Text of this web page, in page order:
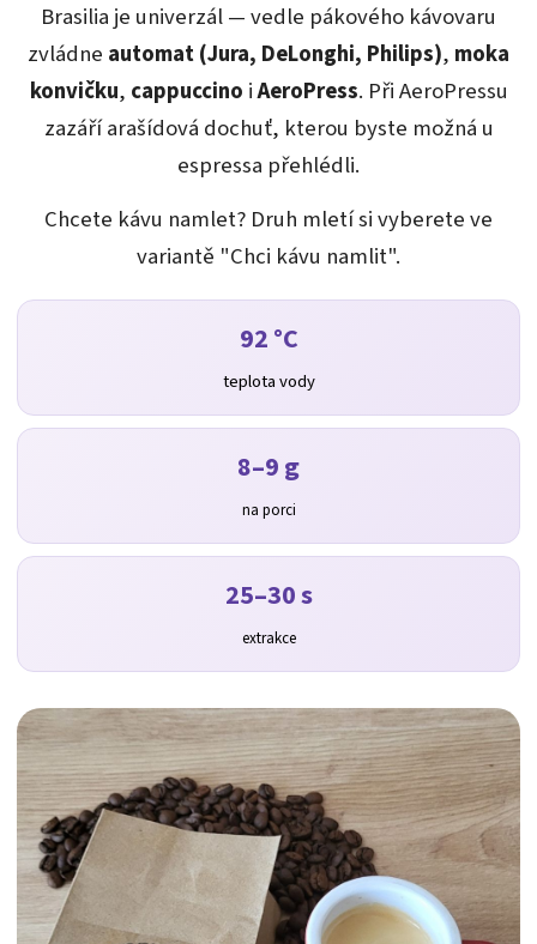
Brasilia je univerzál — vedle pákového kávovaru
zvládne automat (Jura, DeLonghi, Philips), moka
konvičku, cappuccino iAeroPress. Při AeroPressu
zazáří arašídová dochuť, kterou byste možná u
espressa přehlédli.
Chcete kávu namlet? Druh mletí si vyberete ve
variantě "Chci kávu namlit".
92 °C
teplota vody
8–9 g
na porci
25–30 s
extrakce